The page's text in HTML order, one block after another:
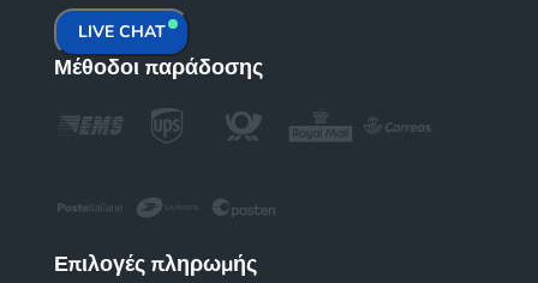
LIVE CHAT
Μέθοδοι παράδοσης
Επιλογές πληρωμής